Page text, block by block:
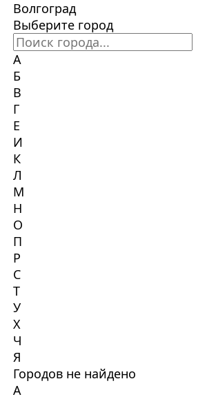
Волгоград
Выберите город
А
Б
В
Г
Е
И
К
Л
М
Н
О
П
Р
С
Т
У
Х
Ч
Я
Городов не найдено
А